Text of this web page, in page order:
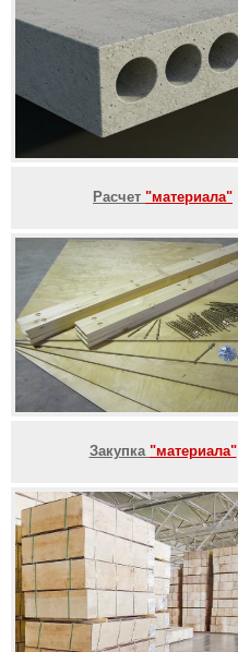
Расчет "материала"
Закупка "материала"